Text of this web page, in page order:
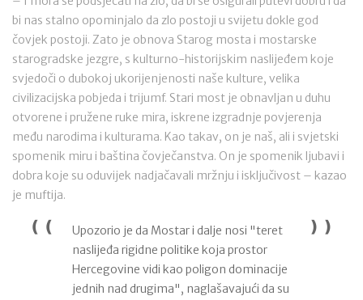
bi nas stalno opominjalo da zlo postoji u svijetu dokle god
čovjek postoji. Zato je obnova Starog mosta i mostarske
starogradske jezgre, s kulturno-historijskim naslijeđem koje
svjedoči o dubokoj ukorijenjenosti naše kulture, velika
civilizacijska pobjeda i trijumf. Stari most je obnavljan u duhu
otvorene i pružene ruke mira, iskrene izgradnje povjerenja
među narodima i kulturama. Kao takav, on je naš, ali i svjetski
spomenik miru i baština čovječanstva. On je spomenik ljubavi i
dobra koje su oduvijek nadjačavali mržnju i isključivost – kazao
je muftija.
Upozorio je da Mostar i dalje nosi "teret
naslijeđa rigidne politike koja prostor
Hercegovine vidi kao poligon dominacije
jednih nad drugima", naglašavajući da su